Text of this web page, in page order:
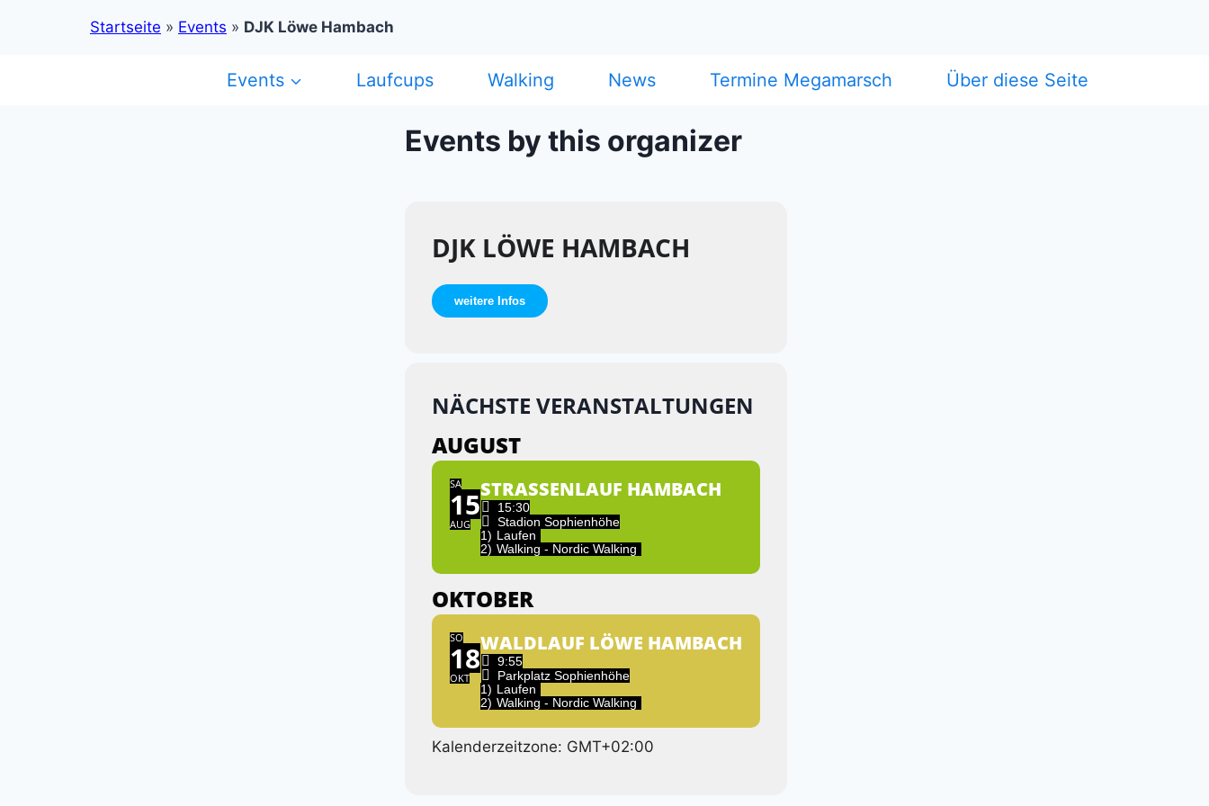
Startseite » Events » DJK Löwe Hambach
Events Laufcups Walking News Termine Megamarsch Über diese Seite
Events by this organizer
DJK LÖWE HAMBACH
weitere Infos
NÄCHSTE VERANSTALTUNGEN
AUGUST
SA
15
AUG
STRASSENLAUF HAMBACH
15:30
Stadion Sophienhöhe
1) Laufen
2) Walking - Nordic Walking
OKTOBER
SO
18
OKT
WALDLAUF LÖWE HAMBACH
9:55
Parkplatz Sophienhöhe
1) Laufen
2) Walking - Nordic Walking
Kalenderzeitzone: GMT+02:00